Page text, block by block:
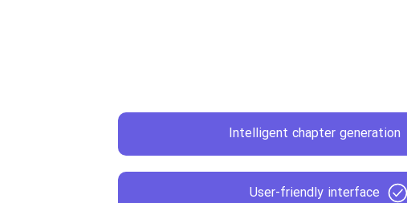
Intelligent chapter generation
User-friendly interface